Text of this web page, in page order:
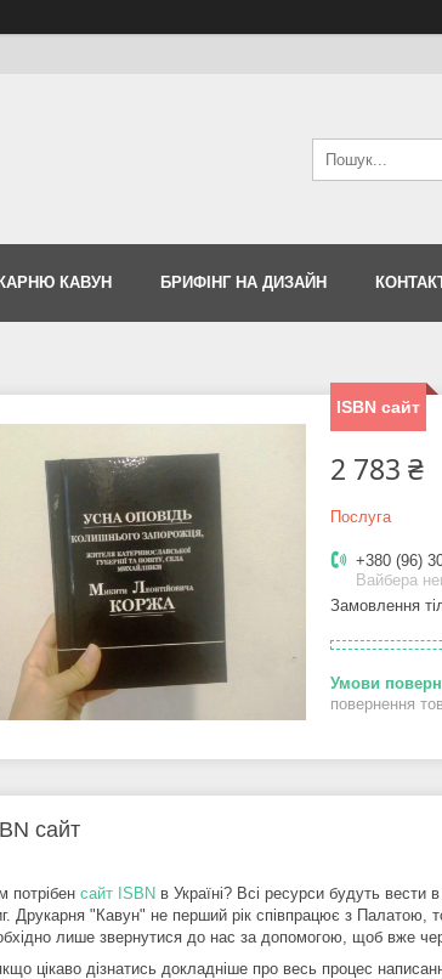
КАВУН БРИФІНГ НА ДИЗАЙН
ISBN сайт
2 783 ₴
Послуга
+380 (96)
Вайбера
Замовлення
повернення
сайт
потрібен сайт ISBN в Україні? Всі ресурси будуть
Друкарня "Кавун" не перший рік співпрацює з Палатою,
лише звернутися до нас за допомогою, щоб вже
цікаво дізнатись докладніше про весь процес